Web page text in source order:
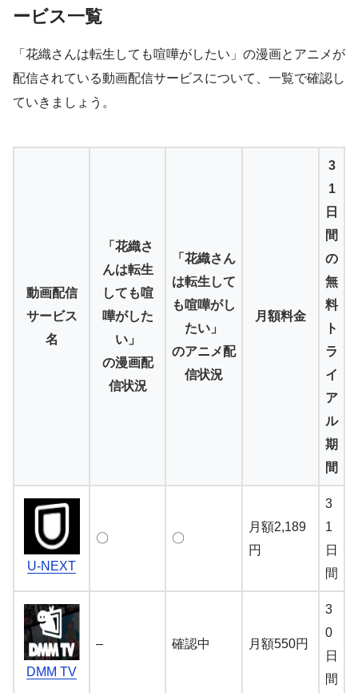
ービス一覧
「花織さんは転生しても喧嘩がしたい」の漫画とアニメが
配信されている動画配信サービスについて、一覧で確認し
ていきましょう。
動画配信
サービス
名
「花織さ
んは転生
しても喧
嘩がした
い」
の漫画配
信状況
「花織さん
は転生して
も喧嘩がし
たい」
のアニメ配
信状況
月額料金
3
1
日
間
の
無
料
ト
ラ
イ
ア
ル
期
間
U-NEXT
〇 〇
月額2,189
円
3
1
日
間
DMM TV
– 確認中 月額550円
3
0
日
間